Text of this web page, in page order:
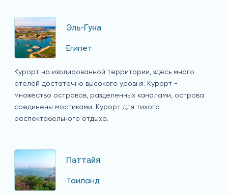
Эль-Гуна
Египет
Курорт на изолированной территории, здесь много
отелей достаточно высокого уровня. Курорт -
множество островов, разделенных каналами, острова
соединены мостиками. Курорт для тихого
респектабельного отдыха.
Паттайя
Таиланд